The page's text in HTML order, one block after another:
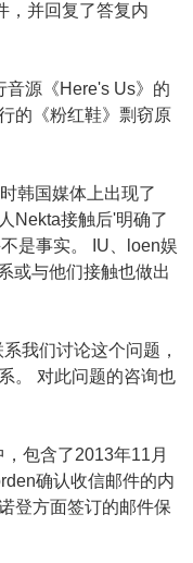
，并回复了答复内
源《Here's Us》的
的《粉红鞋》剽窃原
韩国媒体上出现了
Nekta接触后'明确了
是事实。 IU、loen娱
或与他们接触也做出
我们讨论这个问题，
。 对此问题的咨询也
包含了2013年11月
确认收信邮件的内
登方面签订的邮件保